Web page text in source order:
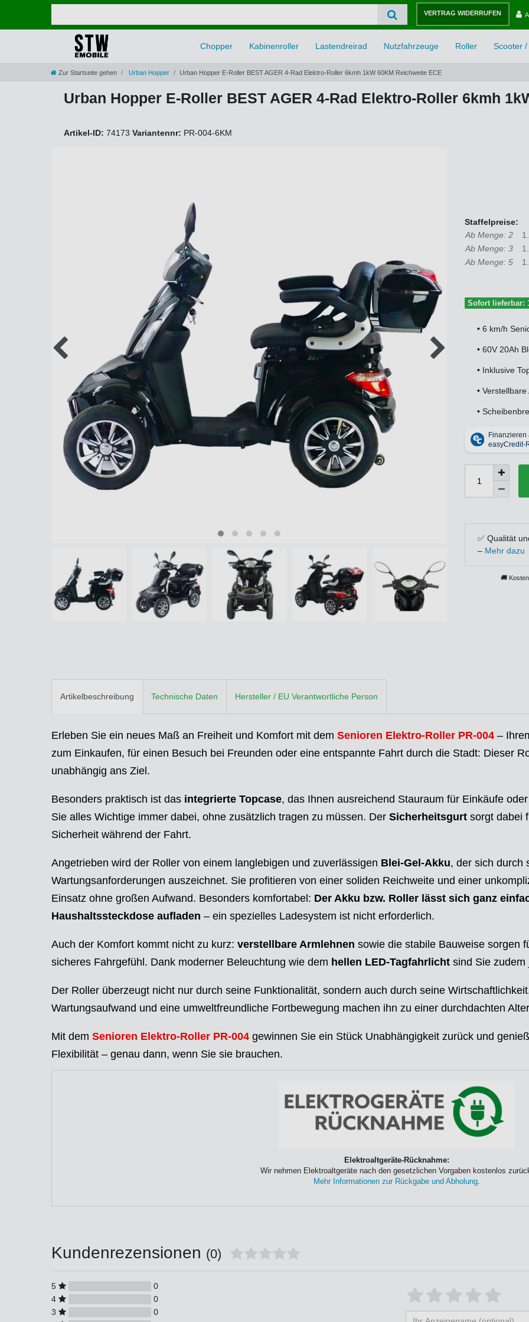
VERTRAG WIDERRUFEN
Chopper Kabinenroller Lastendreirad Nutzfahrzeuge Roller Scooter
Zur Startseite gehen Urban Hopper Urban Hopper E-Roller BEST AGER 4-Rad Elektro-Roller 6kmh 1kW 60KM Reichweite ECE
Urban Hopper E-Roller BEST AGER 4-Rad Elektro-Roller 6kmh
Artikel-ID: 74173 Variantennr: PR-004-6KM
Staffelpreise:
Ab Menge: 2
Ab Menge: 3
Ab Menge: 5
Sofort lieferbar:
• 6 km/h
• 60V 20Ah
• Inklusive
•
•
✅ Qualität
– Mehr dazu
🚚
Artikelbeschreibung Technische Daten Hersteller / EU Verantwortliche Person
Erleben Sie ein neues Maß an Freiheit und Komfort mit dem Senioren Elektro-Roller PR-004 –
zum Einkaufen, für einen Besuch bei Freunden oder eine entspannte Fahrt durch die Stadt: Dieser
unabhängig ans Ziel.
Besonders praktisch ist das integrierte Topcase, das Ihnen ausreichend Stauraum für Einkäufe
Sie alles Wichtige immer dabei, ohne zusätzlich tragen zu müssen. Der Sicherheitsgurt sorgt dabei
Sicherheit während der Fahrt.
Angetrieben wird der Roller von einem langlebigen und zuverlässigen Blei-Gel-Akku, der sich durch
Wartungsanforderungen auszeichnet. Sie profitieren von einer soliden Reichweite und einer
Einsatz ohne großen Aufwand. Besonders komfortabel: Der Akku bzw. Roller lässt sich ganz
Haushaltssteckdose aufladen – ein spezielles Ladesystem ist nicht erforderlich.
Auch der Komfort kommt nicht zu kurz: verstellbare Armlehnen sowie die stabile Bauweise sorgen
sicheres Fahrgefühl. Dank moderner Beleuchtung wie dem hellen LED-Tagfahrlicht sind Sie
Der Roller überzeugt nicht nur durch seine Funktionalität, sondern auch durch seine
Wartungsaufwand und eine umweltfreundliche Fortbewegung machen ihn zu einer durchdachten
Mit dem Senioren Elektro-Roller PR-004 gewinnen Sie ein Stück Unabhängigkeit zurück und
Flexibilität – genau dann, wenn Sie sie brauchen.
Elektroaltgeräte-Rücknahme:
Wir nehmen Elektroaltgeräte nach den gesetzlichen Vorgaben kostenlos
Mehr Informationen zur Rückgabe und Abholung.
Kundenrezensionen (0)
5
0
4
0
3
0
Bewertungssterne
4
3
2
1